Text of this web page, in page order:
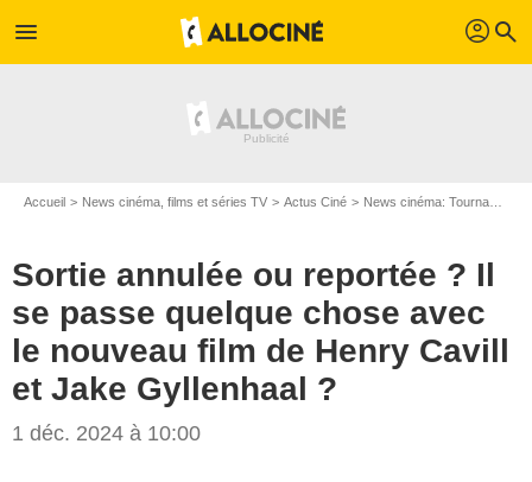
menu profil search
Accueil News cinéma, films et séries TV Actus Ciné News cinéma: Tournages
Sortie annulée ou reportée ? Il
se passe quelque chose avec
le nouveau film de Henry Cavill
et Jake Gyllenhaal ?
1 déc. 2024 à 10:00